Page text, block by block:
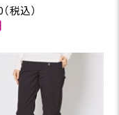
（税込）